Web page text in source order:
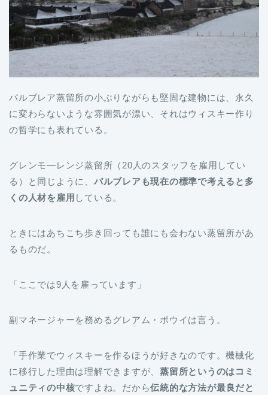
バルブレア蒸留所の小ぶりながらも堅固な建物には、永久
に変わらないような雰囲気が漂い、それはウィスキー作り
の哲学にも表れている。
グレンモ―レンジ蒸留所（20人のスタッフを雇用してい
る）と同じように、 バルブレアも現在の標準で考えると多
くの人材を雇用 している。
ときにはあちこち歩き回っても誰にも会わない蒸留所があ
るものだ。
「ここでは9人を雇っています」
副マネージャーを務めるグレアム・ボウイは言う。
「手作業でウィスキーを作るほうが好きなのです。機械化
に移行した理由は理解できますが、蒸留所というのはコミ
ュニティの中核ですよね。だから伝統的な方法が最良だと